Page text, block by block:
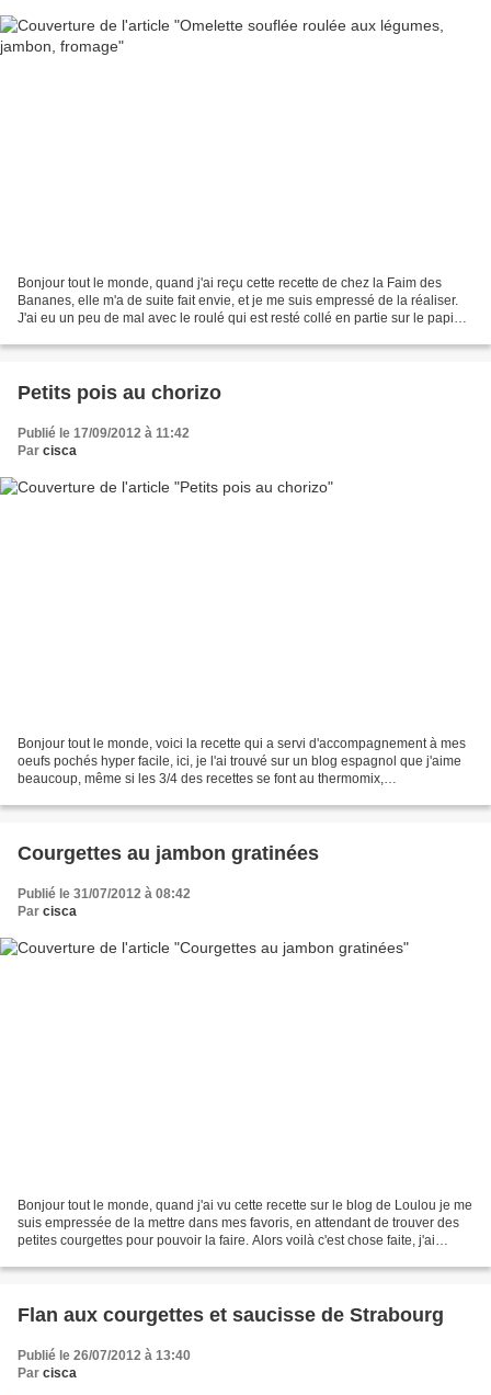
Bonjour tout le monde, quand j'ai reçu cette recette de chez la Faim des
Bananes, elle m'a de suite fait envie, et je me suis empressé de la réaliser.
J'ai eu un peu de mal avec le roulé qui est resté collé en partie sur le papier
Petits pois au chorizo
Publié le 17/09/2012 à 11:42
Par cisca
Bonjour tout le monde, voici la recette qui a servi d'accompagnement à mes
oeufs pochés hyper facile, ici, je l'ai trouvé sur un blog espagnol que j'aime
beaucoup, même si les 3/4 des recettes se font au thermomix,
Courgettes au jambon gratinées
Publié le 31/07/2012 à 08:42
Par cisca
Bonjour tout le monde, quand j'ai vu cette recette sur le blog de Loulou je me
suis empressée de la mettre dans mes favoris, en attendant de trouver des
petites courgettes pour pouvoir la faire. Alors voilà c'est chose faite, j'ai
Flan aux courgettes et saucisse de Strabourg
Publié le 26/07/2012 à 13:40
Par cisca